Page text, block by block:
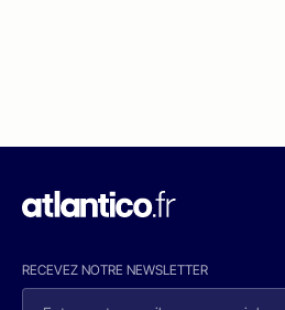
RECEVEZ NOTRE NEWSLETTER